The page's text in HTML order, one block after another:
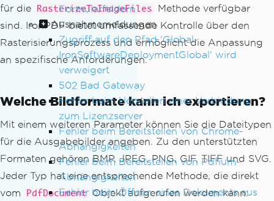
Formularfeldern
Ausnahmemeldungen
Zugriff auf den Pfad 'Global-
IronSoftwareDeploymentGlobal' wird
verweigert
502 Bad Gateway
Fehler beim Herstellen einer Verbindung
zum Lizenzserver
Fehler beim Bereitstellen von Chrome-
Abhängigkeiten
Fehler beim Bereitstellen von Pdfium-
Abhängigkeiten
Fehler beim Öffnen eines Dokuments aus
für die
RasterizeToImageFiles
Methode verfügbar
sind. IronPDF bietet umfassende Kontrolle über den
Rasterisierungsprozess und ermöglicht die Anpassung
an spezifische Anforderungen.
Welche Bildformate kann ich exportieren?
Mit einem weiteren Parameter können Sie die Dateitypen
für die Ausgabebilder angeben. Zu den unterstützten
Formaten gehören BMP, JPEG, PNG, GIF, TIFF und SVG.
Jeder Typ hat eine entsprechende Methode, die direkt
vom
PdfDocument Objekt aufgerufen werden kann: